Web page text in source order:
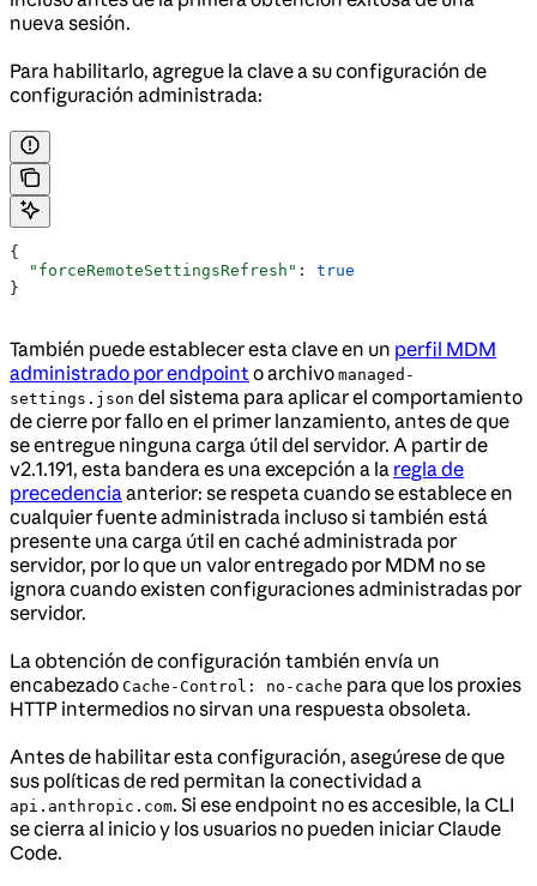
nueva sesión.
Para habilitarlo, agregue la clave a su configuración de
configuración administrada:
{
  "forceRemoteSettingsRefresh"
: true
}
También puede establecer esta clave en un perfil MDM
administrado por endpoint o archivo managed-
settings.json del sistema para aplicar el comportamiento
de cierre por fallo en el primer lanzamiento, antes de que
se entregue ninguna carga útil del servidor. A partir de
v2.1.191, esta bandera es una excepción a la regla de
precedencia anterior: se respeta cuando se establece en
cualquier fuente administrada incluso si también está
presente una carga útil en caché administrada por
servidor, por lo que un valor entregado por MDM no se
ignora cuando existen configuraciones administradas por
servidor.
La obtención de configuración también envía un
encabezado Cache-Control: no-cache para que los proxies
HTTP intermedios no sirvan una respuesta obsoleta.
Antes de habilitar esta configuración, asegúrese de que
sus políticas de red permitan la conectividad a
api.anthropic.com. Si ese endpoint no es accesible, la CLI
se cierra al inicio y los usuarios no pueden iniciar Claude
Code.